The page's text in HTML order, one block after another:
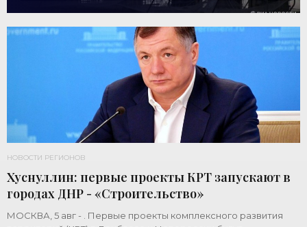
НОВОСТИ РЕГИОНОВ
Хуснуллин: первые проекты КРТ запускают в
городах ДНР - «Строительство»
МОСКВА, 5 авг - . Первые проекты комплексного развития